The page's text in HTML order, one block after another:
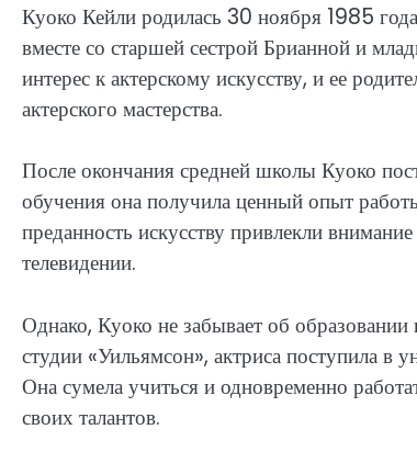
Куоко Кейли родилась 30 ноября 1985
вместе со старшей сестрой Брианной и
интерес к актерскому искусству, и ее
актерского мастерства.
После окончания средней школы Куоко
обучения она получила ценный опыт
преданность искусству привлекли
телевидении.
Однако, Куоко не забывает об
студии «Уильямсон», актриса поступила в
Она сумела учиться и одновременно
своих талантов.